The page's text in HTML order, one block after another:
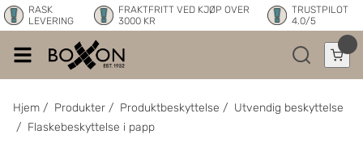
RASK
LEVERING
FRAKTFRITT VED KJØP OVER
3000 KR
TRUSTPILOT
4.0/5
Hjem / Produkter / Produktbeskyttelse / Utvendig beskyttelse
/ Flaskebeskyttelse i papp